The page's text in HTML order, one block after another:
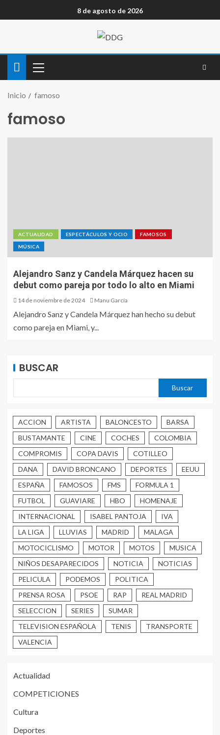
8 de agosto de 2026
Inicio famoso
famoso
ACTUALIDAD ESPECTÁCULOS Y OCIO FAMOSOS
MÚSICA
Alejandro Sanz y Candela Márquez hacen su
debut como pareja por todo lo alto en Miami
14 de noviembre de 2024 Manu García
Alejandro Sanz y Candela Márquez han hecho su debut
como pareja en Miami, y...
BUSCAR
Buscar
ACCION ARTISTA BALONCESTO
BARSA
BUSTAMANTE
CINE COCHES
COLOMBIA
COMPROMIS
COPA DAVIS
COTILLEO
DANA
DAVID BRONCANO DEPORTES
EEUU
ESPAÑA
FAMOSOS FMS
FORMULA 1
FUTBOL
GUAVIARE HBO
HOMENAJE
INTERNACIONAL
ISABEL PANTOJA
IVA
LA LIGA
LLUVIAS MADRID
MALAGA
MOTOCICLISMO
MOTOR MOTOS
MUSICA
NIÑOS DESAPARECIDOS
NOTICIA
NOTICIAS
PELICULA
PODEMOS
POLITICA
PRENSA ROSA
PSOE RAP
REAL MADRID
SELECCION
SERIES
SUMAR
TELEVISION ESPAÑOLA
TENIS
TRANSPORTE
VALENCIA
Actualidad
COMPETICIONES
Cultura
Deportes